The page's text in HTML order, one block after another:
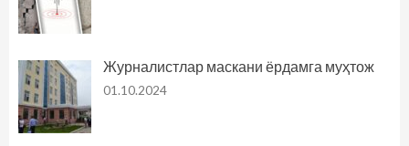
Журналистлар маскани ёрдамга муҳтож
01.10.2024